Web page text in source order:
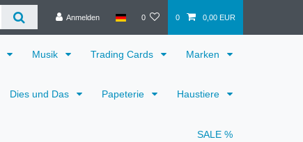
Anmelden 0 0 0,00 EUR
Musik Trading Cards Marken
Dies und Das Papeterie Haustiere
SALE %